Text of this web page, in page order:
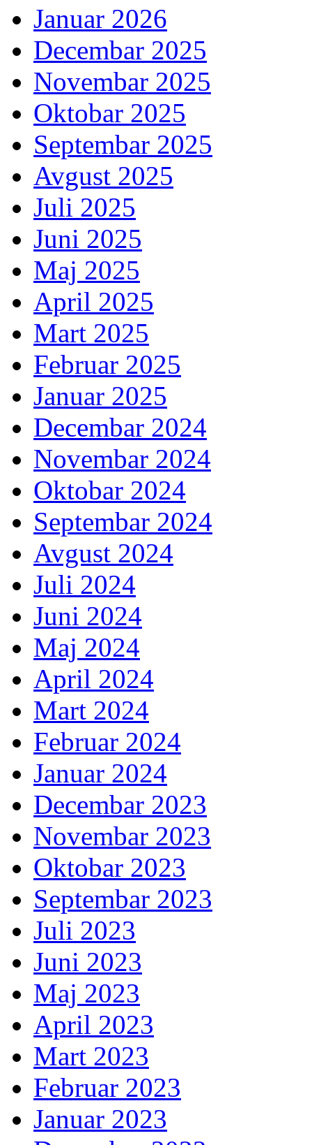
Januar 2026
Decembar 2025
Novembar 2025
Oktobar 2025
Septembar 2025
Avgust 2025
Juli 2025
Juni 2025
Maj 2025
April 2025
Mart 2025
Februar 2025
Januar 2025
Decembar 2024
Novembar 2024
Oktobar 2024
Septembar 2024
Avgust 2024
Juli 2024
Juni 2024
Maj 2024
April 2024
Mart 2024
Februar 2024
Januar 2024
Decembar 2023
Novembar 2023
Oktobar 2023
Septembar 2023
Juli 2023
Juni 2023
Maj 2023
April 2023
Mart 2023
Februar 2023
Januar 2023